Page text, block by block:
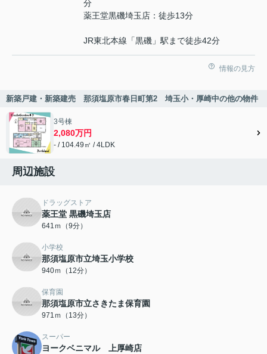
分
薬王堂黒磯埼玉店：徒歩13分
JR東北本線「黒磯」駅まで徒歩42分
情報の見方
新築戸建・新築建売 那須塩原市春日町第2 埼玉小・厚崎中の他の物件
3号棟
2,080万円
- / 104.49㎡ / 4LDK
周辺施設
ドラッグストア
薬王堂 黒磯埼玉店
641ｍ（9分）
小学校
那須塩原市立埼玉小学校
940ｍ（12分）
保育園
那須塩原市立さきたま保育園
971ｍ（13分）
スーパー
ヨークベニマル 上厚崎店